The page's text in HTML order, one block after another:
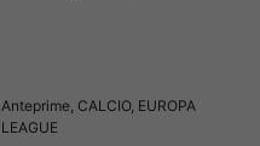
Anteprime, CALCIO, EUROPA
LEAGUE